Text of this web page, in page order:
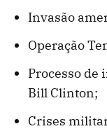
Invasão
Operação
Processo de
Bill Clinton;
Crises